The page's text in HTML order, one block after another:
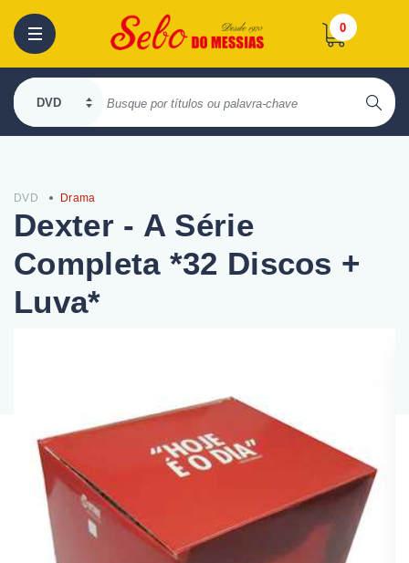
0
DVD Drama
Dexter - A Série
Completa *32 Discos +
Luva*